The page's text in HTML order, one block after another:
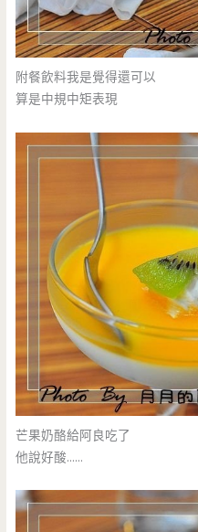
附餐飲料我是覺得還可以
算是中規中矩表現
芒果奶酪給阿良吃了
他說好酸……